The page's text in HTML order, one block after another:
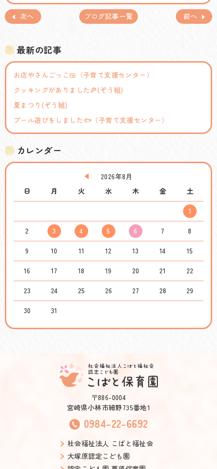
前へ
次へ ブログ記事一覧
最新の記事
お店やさんごっこ🍱（子育て支援センター）
クッキングがありました🍕(ぞう組)
夏まつり(ぞう組)
プール遊びをしました🐟（子育て支援センター）
カレンダー
2026年8月
日
月 火 水 木 金 土
1
2 3 4 5 6 7 8
9 10 11 12 13 14 15
16 17 18 19 20 21 22
23 24 25 26 27 28 29
30 31
〒886-0004
宮崎県小林市細野735番地1
0984-22-6692
社会福祉法人 こばと福祉会
大塚原認定こども園